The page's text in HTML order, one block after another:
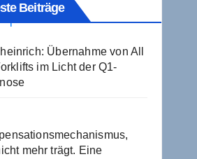
Beiträge
Übernahme von All
im Licht der Q1-
mehr trägt. Eine